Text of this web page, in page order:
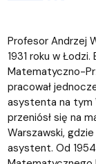
Profesor Andrzej
1931 roku w
Matematyczno-
pracował
asystenta na tym
przeniósł się na
Warszawski,
asystent. Od